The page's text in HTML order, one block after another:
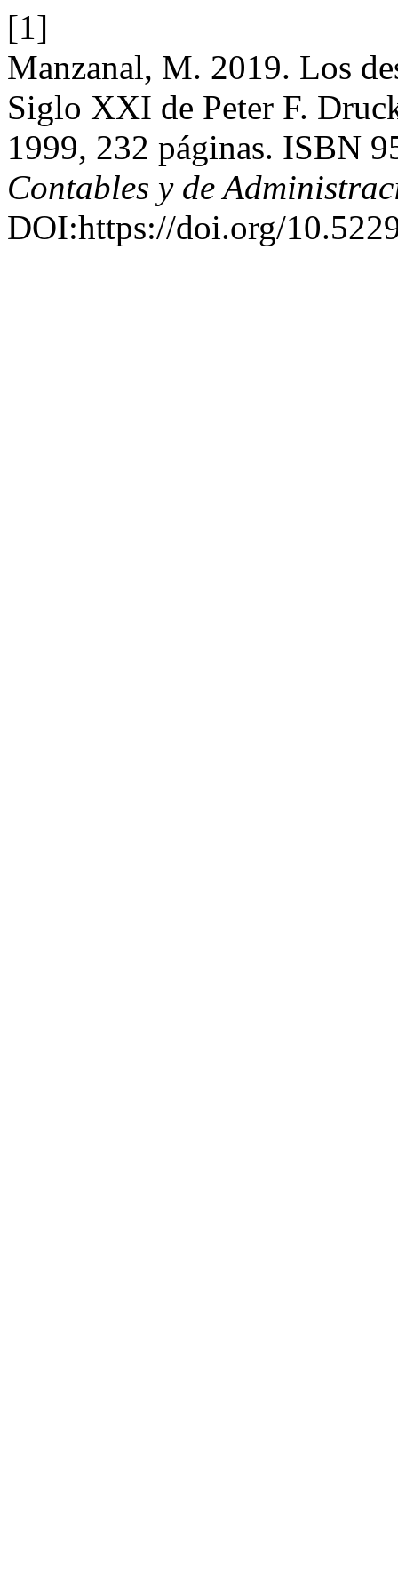
[1]
Manzanal, M. 2019. Los
Siglo XXI de Peter F.
1999, 232 páginas. ISBN
Contables y de
DOI:https://doi.org/